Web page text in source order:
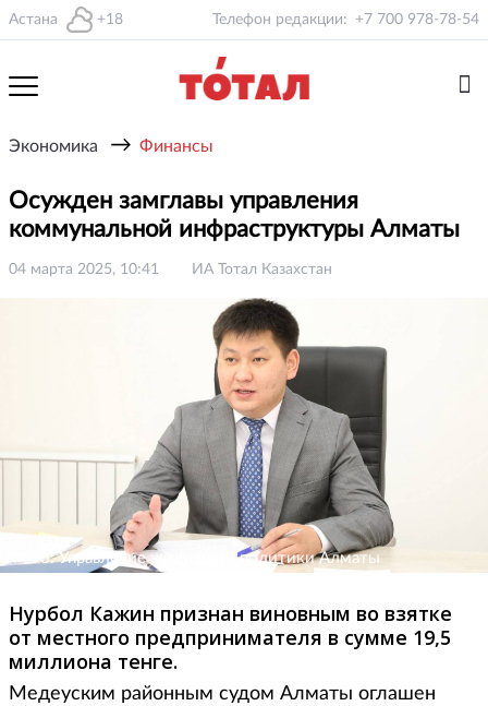
Астана +18 Телефон редакции: +7 700 978-78-54
Экономика → Финансы
Осужден замглавы управления
коммунальной инфраструктуры Алматы
04 марта 2025, 10:41 ИА Тотал Казахстан
Фото: Управление жилищной политики Алматы
Нурбол Кажин признан виновным во взятке
от местного предпринимателя в сумме 19,5
миллиона тенге.
Медеуским районным судом Алматы оглашен